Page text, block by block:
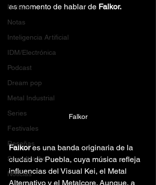
Noticias
Notas
Inteligencia Artificial
IDM/Electrónica
Podcast
Dream pop
Metal Industrial
Series
Festivales
Reseñas
Soundtracks
Noticias
es momento de hablar de Falkor.
Falkor
Falkor es una banda originaria de la
ciudad de Puebla, cuya música refleja
influencias del Visual Kei, el Metal
Alternativo y el Metalcore. Aunque, a